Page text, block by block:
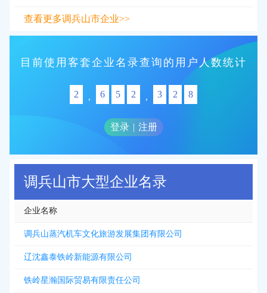
查看更多调兵山市企业>>
目前使用客套企业名录查询的用户人数统计
2 , 6 5 2 , 3 2 8
登录 | 注册
调兵山市大型企业名录
企业名称
调兵山蒸汽机车文化旅游发展集团有限公司
辽沈鑫泰铁岭新能源有限公司
铁岭星瀚国际贸易有限责任公司